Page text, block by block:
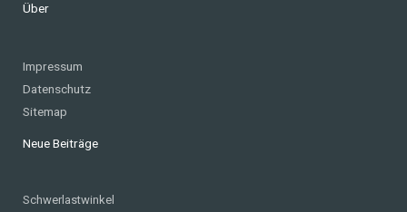
Über
Impressum
Datenschutz
Sitemap
Neue Beiträge
Schwerlastwinkel